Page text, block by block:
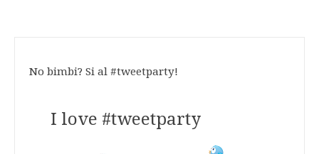
No bimbi? Si al #tweetparty!
I love #tweetparty